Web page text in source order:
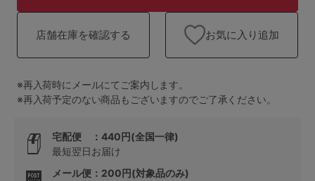
特集ページ
店舗在庫を確認する お気に入り追加
※再入荷時にメールにてご案内します。
※再入荷予定のない商品もございますのでご了承ください。
宅配便 ：440円(全国一律)
最短翌日お届け
メール便：200円(対象品のみ)